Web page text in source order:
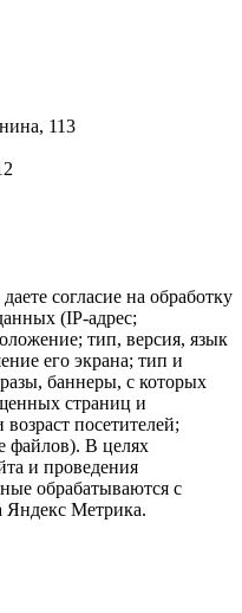
113
согласие на обработку
(IP-адрес;
тип, версия, язык
его экрана; тип и
баннеры, с которых
страниц и
посетителей;
файлов). В целях
и проведения
обрабатываются с
Яндекс Метрика.